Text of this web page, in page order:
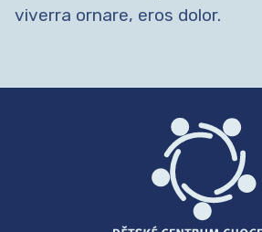
viverra ornare, eros dolor.